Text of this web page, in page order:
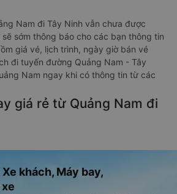
Nam đi Tây Ninh vẫn chưa được
sớm thông báo cho các bạn thông tin
giá vé, lịch trình, ngày giờ bán vé
đi tuyến đường Quảng Nam - Tây
Nam ngay khi có thông tin từ các
giá rẻ từ Quảng Nam đi
khách, Máy bay,